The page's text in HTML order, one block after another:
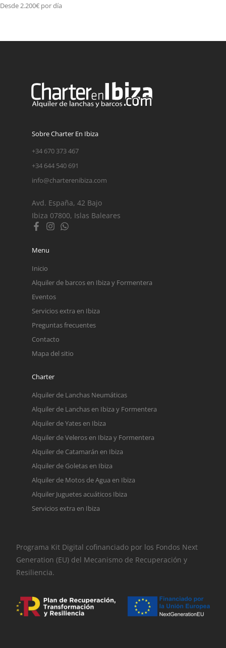
Desde 2.200€ por día
Sobre Charter En Ibiza
+34 670 373 467
+34 644 540 691
info@charterenibiza.com
Avd. España, 42 Bajo
Ibiza 07800, Islas Baleares
Menu
Inicio
Alquiler de barcos en Ibiza y Formentera
Eventos
Servicios extra en Ibiza
Preguntas frecuentes
Contacto
Mapa del sitio
Charter
Alquiler de Lanchas Neumáticas
Alquiler de Lanchas en Ibiza y Formentera
Alquiler de Yates en Ibiza
Alquiler de Veleros en Ibiza y Formentera
Alquiler de Catamarán en Ibiza
Alquiler de Goletas en Ibiza
Alquiler de Motos de Agua en Ibiza
Alquiler Juguetes acuáticos Ibiza
Servicios extra en Ibiza
Programa Kit Digital cofinanciado por los Fondos Next
Generation (EU) del Mecanismo de Recuperación y
Resiliencia.